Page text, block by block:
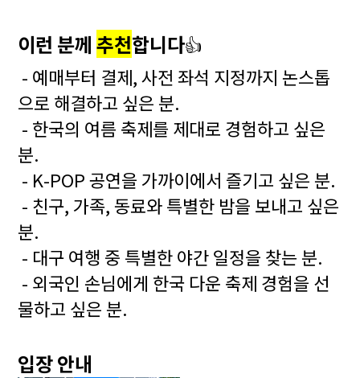
이런 분께추천합니다👍
- 예매부터 결제, 사전 좌석 지정까지 논스톱
으로 해결하고 싶은 분.
- 한국의 여름 축제를 제대로 경험하고 싶은
분.
- K-POP 공연을 가까이에서 즐기고 싶은 분.
- 친구, 가족, 동료와 특별한 밤을 보내고 싶은
분.
- 대구 여행 중 특별한 야간 일정을 찾는 분.
- 외국인 손님에게 한국 다운 축제 경험을 선
물하고 싶은 분.
입장 안내